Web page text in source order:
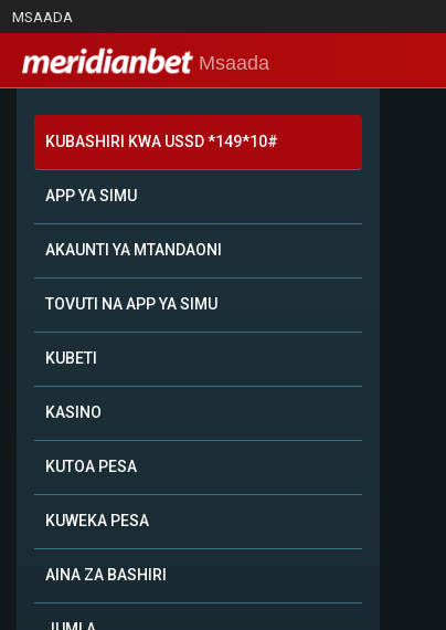
MSAADA
Msaada
KUBASHIRI KWA USSD *149*10#
APP YA SIMU
AKAUNTI YA MTANDAONI
TOVUTI NA APP YA SIMU
KUBETI
KASINO
KUTOA PESA
KUWEKA PESA
AINA ZA BASHIRI